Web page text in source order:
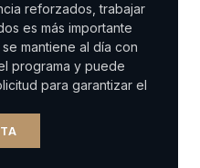
reforzados, trabajar
es más importante
mantiene al día con
programa y puede
para garantizar el